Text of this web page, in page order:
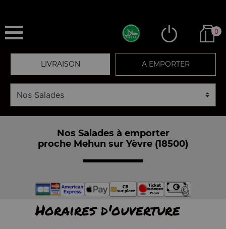
0
LIVRAISON A EMPORTER
Nos Salades à emporter
proche Mehun sur Yèvre (18500)
Horaires d'ouverture